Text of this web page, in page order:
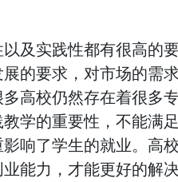
及实践性都有很高的
的要求，对市场的需
高校仍然存在着很多
学的重要性，不能满
响了学生的就业。高
能力，才能更好的解